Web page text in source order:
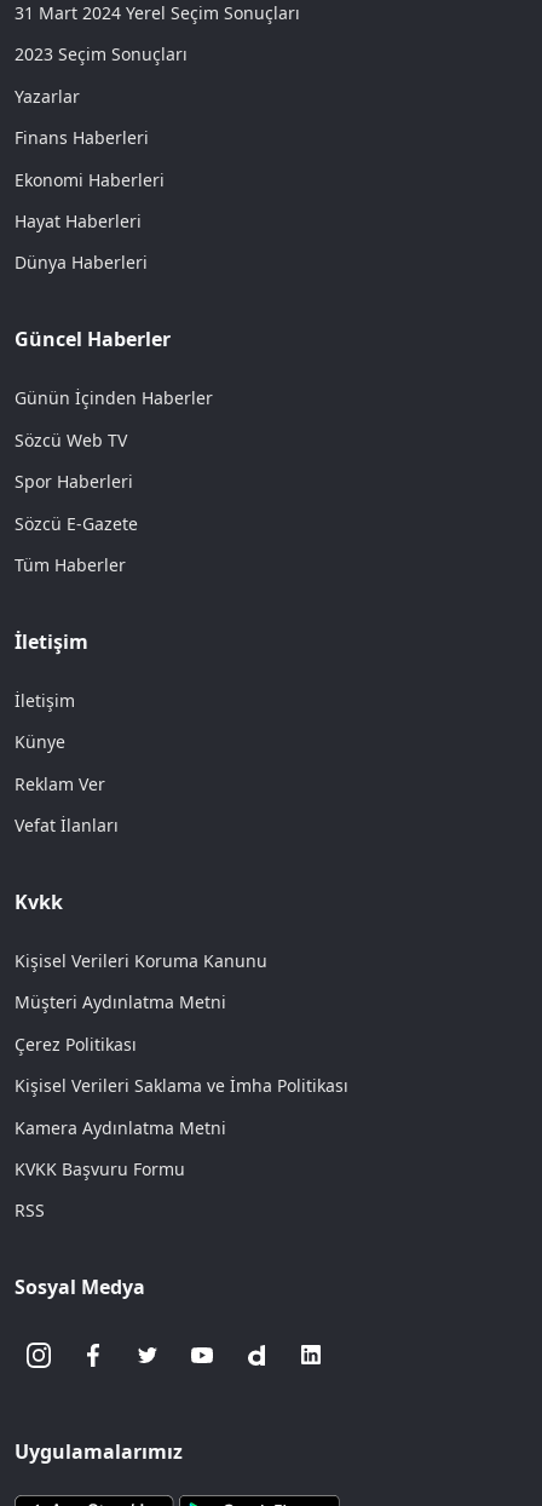
31 Mart 2024 Yerel Seçim Sonuçları
2023 Seçim Sonuçları
Yazarlar
Finans Haberleri
Ekonomi Haberleri
Hayat Haberleri
Dünya Haberleri
Güncel Haberler
Günün İçinden Haberler
Sözcü Web TV
Spor Haberleri
Sözcü E-Gazete
Tüm Haberler
İletişim
İletişim
Künye
Reklam Ver
Vefat İlanları
Kvkk
Kişisel Verileri Koruma Kanunu
Müşteri Aydınlatma Metni
Çerez Politikası
Kişisel Verileri Saklama ve İmha Politikası
Kamera Aydınlatma Metni
KVKK Başvuru Formu
RSS
Sosyal Medya
Uygulamalarımız